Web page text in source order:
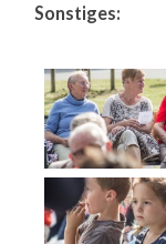
Sonstiges: